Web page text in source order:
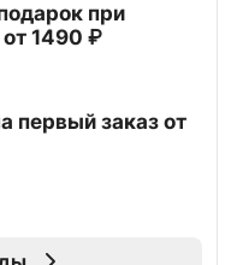
при
1490 ₽
первый заказ от